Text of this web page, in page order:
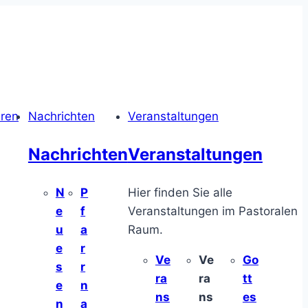
Nachrichten
Nachrichten
N
e
u
e
s
e
n
P
f
a
r
r
n
a
Veranstaltungen
Veranstaltungen
Hier finden Sie alle
Veranstaltungen im Pastoralen
Raum.
Ve
ra
ns
Ve
ra
ns
Go
tt
es